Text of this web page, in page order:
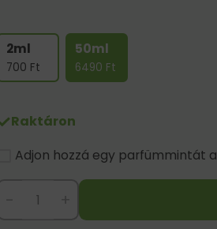
2ml
700 Ft
50ml
6490 Ft
Raktáron
Adjon hozzá egy parfümmintát